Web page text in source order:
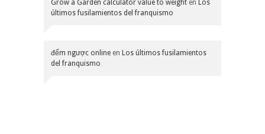
Grow a Garden calculator value to weight en Los
últimos fusilamientos del franquismo
đếm ngược online en Los últimos fusilamientos
del franquismo